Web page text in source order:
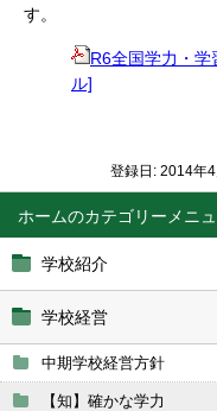
ホーム
学校紹介
学校経営
中期学校経営方針
【知】確かな学力
す。
R6全国学力・
ル]
登録日: 2014年4